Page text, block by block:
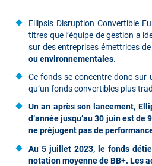
Ellipsis Disruption Convertible
titres que l’équipe de gestion a
sur des entreprises émettrices
ou environnementales.
Ce fonds se concentre donc sur
qu’un fonds convertibles plus
Un an après son lancement,
d’année jusqu’au 30 juin est
ne préjugent pas de
Au 5 juillet 2023, le fonds
notation moyenne de BB+. Les